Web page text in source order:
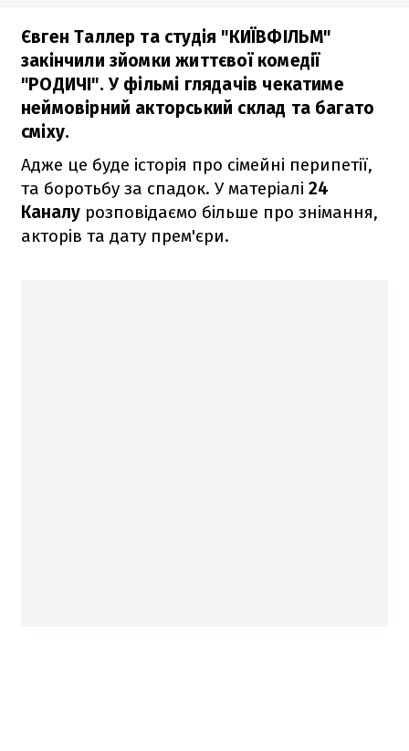
Євген Таллер та студія "КИЇВФІЛЬМ"
закінчили зйомки життєвої комедії
"РОДИЧІ". У фільмі глядачів чекатиме
неймовірний акторський склад та багато
сміху.
Адже це буде історія про сімейні перипетії,
та боротьбу за спадок. У матеріалі 24
Каналу розповідаємо більше про знімання,
акторів та дату прем'єри.